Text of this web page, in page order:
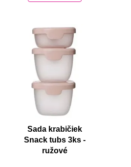
Sada krabičiek
Snack tubs 3ks -
ružové